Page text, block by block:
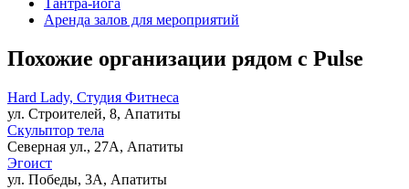
Тантра-йога
Аренда залов для мероприятий
Похожие организации рядом с Pulse
Hard Lady, Студия Фитнеса
ул. Строителей, 8, Апатиты
Скульптор тела
Северная ул., 27А, Апатиты
Эгоист
ул. Победы, 3А, Апатиты